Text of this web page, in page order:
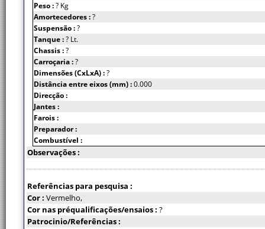
Peso :? Kg
Amortecedores :?
Suspensão :?
Tanque :? Lt.
Chassis :?
Carroçaria :?
Dimensões (CxLxA) :?
Distância entre eixos (mm) :0.000
Direcção :
Jantes :
Farois :
Preparador :
Combustível :
Observações :
Referências para pesquisa :
Cor : Vermelho,
Cor nas préqualificações/ensaios : ?
Patrocinio/Referências :